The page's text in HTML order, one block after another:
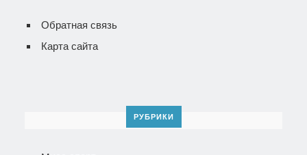
Обратная связь
Карта сайта
РУБРИКИ